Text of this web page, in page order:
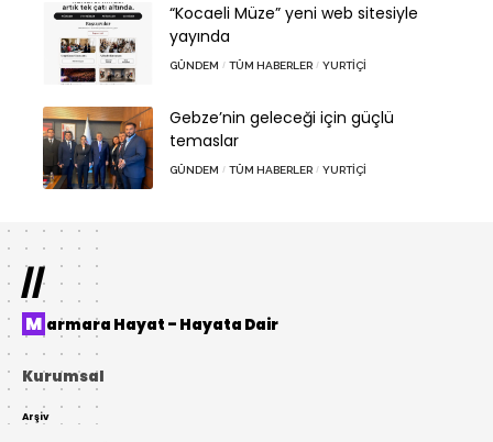
“Kocaeli Müze” yeni web sitesiyle
yayında
GÜNDEM TÜM HABERLER YURTIÇI
Gebze’nin geleceği için güçlü
temaslar
GÜNDEM TÜM HABERLER YURTIÇI
//
Marmara Hayat – Hayata Dair
Kurumsal
Arşiv